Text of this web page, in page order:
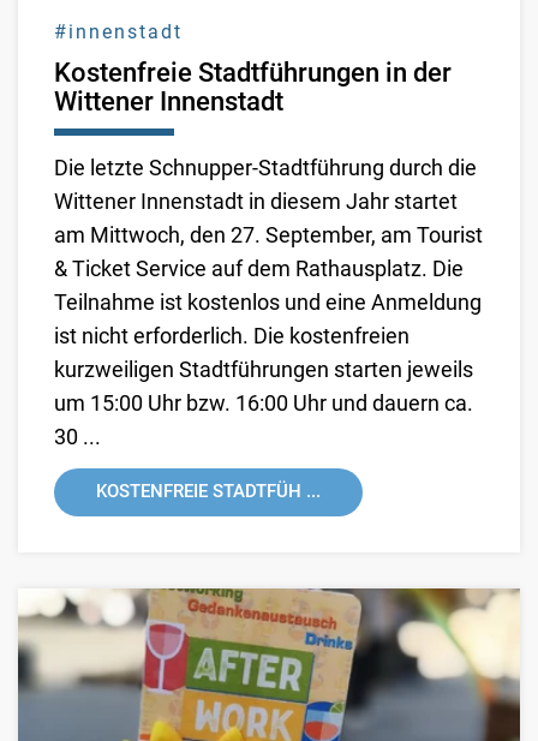
#innenstadt
Kostenfreie Stadtführungen in der
Wittener Innenstadt
Die letzte Schnupper-Stadtführung durch die
Wittener Innenstadt in diesem Jahr startet
am Mittwoch, den 27. September, am Tourist
& Ticket Service auf dem Rathausplatz. Die
Teilnahme ist kostenlos und eine Anmeldung
ist nicht erforderlich. Die kostenfreien
kurzweiligen Stadtführungen starten jeweils
um 15:00 Uhr bzw. 16:00 Uhr und dauern ca.
30 ...
KOSTENFREIE STADTFÜH ...